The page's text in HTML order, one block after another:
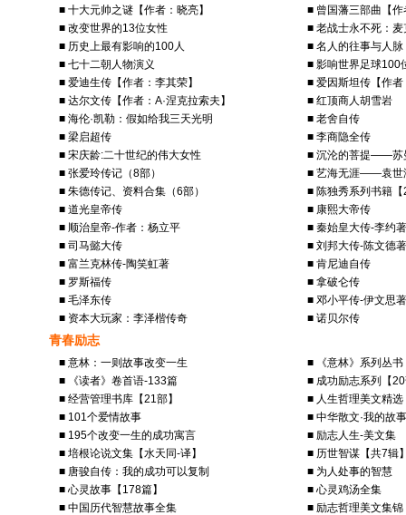
■ 十大元帅之谜【作者：晓亮】
■ 曾国藩三部曲【
■ 改变世界的13位女性
■ 老战士永不死：
■ 历史上最有影响的100人
■ 名人的往事与人脉
■ 七十二朝人物演义
■ 影响世界足球100
■ 爱迪生传【作者：李其荣】
■ 爱因斯坦传【作
■ 达尔文传【作者：A·涅克拉索夫】
■ 红顶商人胡雪岩
■ 海伦·凯勒：假如给我三天光明
■ 老舍自传
■ 梁启超传
■ 李商隐全传
■ 宋庆龄:二十世纪的伟大女性
■ 沉沦的菩提——苏
■ 张爱玲传记（8部）
■ 艺海无涯——袁世
■ 朱德传记、资料合集（6部）
■ 陈独秀系列书籍
■ 道光皇帝传
■ 康熙大帝传
■ 顺治皇帝-作者：杨立平
■ 秦始皇大传-李约著
■ 司马懿大传
■ 刘邦大传-陈文德著
■ 富兰克林传-陶笑虹著
■ 肯尼迪自传
■ 罗斯福传
■ 拿破仑传
■ 毛泽东传
■ 邓小平传-伊文思著
■ 资本大玩家：李泽楷传奇
■ 诺贝尔传
青春励志
■ 意林：一则故事改变一生
■ 《意林》系列丛
■ 《读者》卷首语-133篇
■ 成功励志系列【
■ 经营管理书库【21部】
■ 人生哲理美文精
■ 101个爱情故事
■ 中华散文·我的故事
■ 195个改变一生的成功寓言
■ 励志人生-美文集
■ 培根论说文集【水天同-译】
■ 历世智谋【共7辑
■ 唐骏自传：我的成功可以复制
■ 为人处事的智慧
■ 心灵故事【178篇】
■ 心灵鸡汤全集
■ 中国历代智慧故事全集
■ 励志哲理美文集锦